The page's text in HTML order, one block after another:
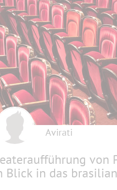
Avirati
von
Blick in das